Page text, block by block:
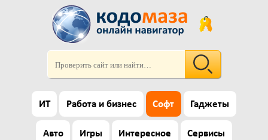
ИТ Работа и бизнес Софт Гаджеты
Авто Игры Интересное Сервисы